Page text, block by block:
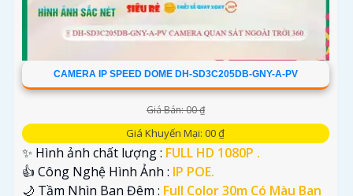
CAMERA IP SPEED DOME DH-SD3C205DB-GNY-A-PV
Giá Bán: 00 ₫
Giá Khuyến Mại: 00 ₫
✨ Hình ảnh chất lượng : FULL HD 1080P .
👍 Công Nghệ Hình Ảnh : IP POE.
🌙 Tầm Nhìn Ban Đêm : Full Color 30m Có Màu Ban